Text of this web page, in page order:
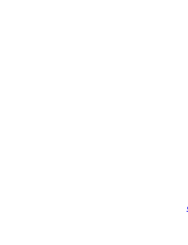
من العالم العربي والعالم